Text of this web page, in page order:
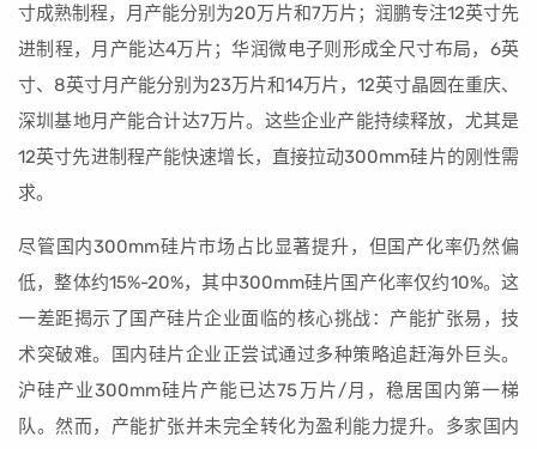
寸成熟制程，月产能分别为20万片和7万片；润鹏专注12英寸先
进制程，月产能达4万片；华润微电子则形成全尺寸布局，6英
寸、8英寸月产能分别为23万片和14万片，12英寸晶圆在重庆、
深圳基地月产能合计达7万片。这些企业产能持续释放，尤其是
12英寸先进制程产能快速增长，直接拉动300mm硅片的刚性需
求。
尽管国内300mm硅片市场占比显著提升，但国产化率仍然偏
低，整体约15%-20%，其中300mm硅片国产化率仅约10%。这
一差距揭示了国产硅片企业面临的核心挑战：产能扩张易，技
术突破难。国内硅片企业正尝试通过多种策略追赶海外巨头。
沪硅产业300mm硅片产能已达75万片/月，稳居国内第一梯
队。然而，产能扩张并未完全转化为盈利能力提升。多家国内